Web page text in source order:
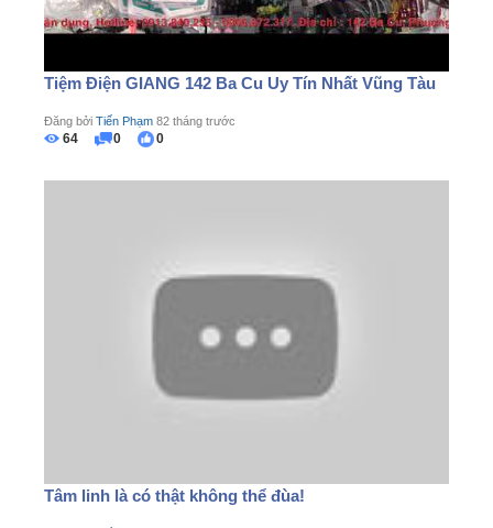
Tiệm Điện GIANG 142 Ba Cu Uy Tín Nhất Vũng Tàu
Đăng bởi Tiến Phạm 82 tháng trước
64 0 0
Tâm linh là có thật không thể đùa!